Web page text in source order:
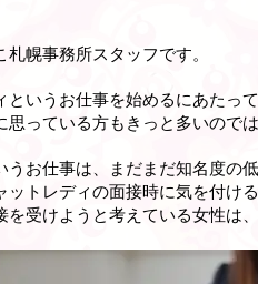
幌事務所スタッフです。
というお仕事を始めるにあた
思っている方もきっと多いので
うお仕事は、まだまだ知名度の
ットレディの面接時に気を付け
を受けようと考えている女性は